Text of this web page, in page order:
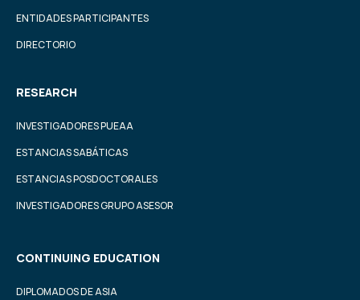
ENTIDADES PARTICIPANTES
DIRECTORIO
RESEARCH
INVESTIGADORES PUEAA
ESTANCIAS SABÁTICAS
ESTANCIAS POSDOCTORALES
INVESTIGADORES GRUPO ASESOR
CONTINUING EDUCATION
DIPLOMADOS DE ASIA